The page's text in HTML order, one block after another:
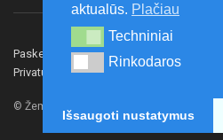
Paskelbk naujieną Rašyti redakcijai
Privatumo politika
© Žemaitijos gidas.
aktualūs. Plačiau
Techniniai
Techniniai
Rinkodaros
Rinkodaros
Išsaugoti nustatymus